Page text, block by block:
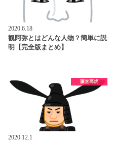
2020.6.18
観阿弥とはどんな人物？簡単に説
明【完全版まとめ】
藤堂高虎
2020.12.1